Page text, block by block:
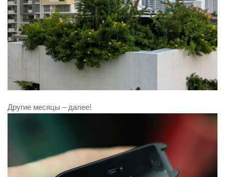
Другие месяцы – далее!